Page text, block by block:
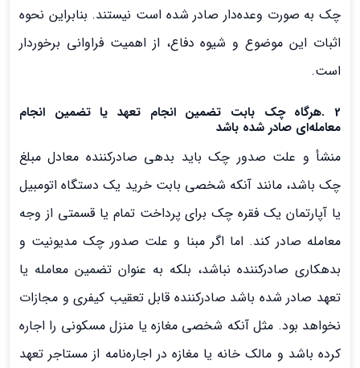
چک به صورت وعده‌دار صادر شده است نیستند. بنابراین نحوه
اثبات این موضوع و شیوه دفاع، از اهمیت فراوانی برخوردار
است.
2 .هرگاه چک بابت تضمین انجام تعهد یا تضمین انجام
معامله‌ای صادر شده باشد
منشأ و علت صدور چک باید بدهی صادرکننده معادل مبلغ
چک باشد، مانند آنکه شخصی بابت خرید یک دستگاه اتومبیل
یا آپارتمان یک فقره چک برای پرداخت تمام یا قسمتی از وجه
معامله صادر کند. اما اگر مبنا و علت صدور چک مدیونیت و
بدهکاری صادرکننده نباشد، بلکه به عنوان تضمین معامله یا
تعهد صادر شده باشد صادرکننده قابل تعقیب کیفری و مجازات
نخواهد بود. مثل آنکه شخصی مغازه یا منزل مسکونی را اجاره
کرده باشد و مالک خانه یا مغازه در اجاره‌نامه از مستاجر تعهد